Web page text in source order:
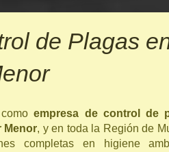
de Plagas
comoempresa de control de
Menor, y en toda la Región de
completas en higiene